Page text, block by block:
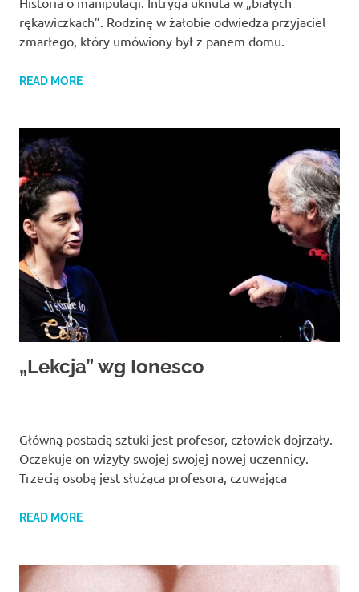
rękawiczkach”. Rodzinę w żałobie odwiedza przyjaciel
zmarłego, który umówiony był z panem domu.
READ MORE
„Lekcja” wg Ionesco
Główną postacią sztuki jest profesor, człowiek dojrzały.
Oczekuje on wizyty swojej swojej nowej uczennicy.
Trzecią osobą jest służąca profesora, czuwająca
READ MORE